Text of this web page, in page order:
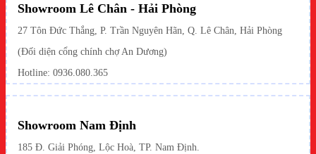
Showroom Lê Chân - Hải Phòng
27 Tôn Đức Thắng, P. Trần Nguyên Hãn, Q. Lê Chân, Hải Phòng
(Đối diện cổng chính chợ An Dương)
Hotline: 0936.080.365
Showroom Nam Định
185 Đ. Giải Phóng, Lộc Hoà, TP. Nam Định.